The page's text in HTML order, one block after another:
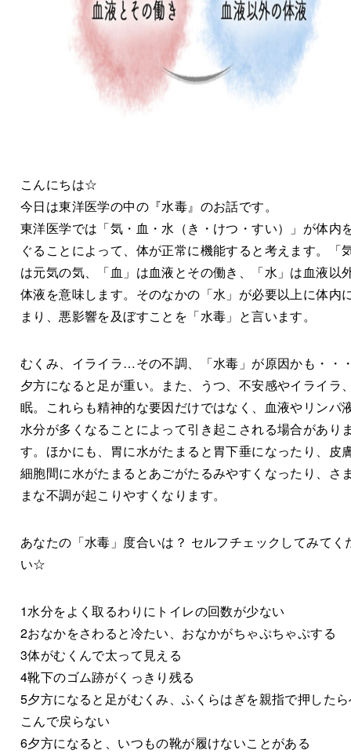
こんにちは☆
今日は東洋医学の中の『水毒』のお話です。
東洋医学では「気・血・水（き・けつ・すい）」が体内
ぐることによって、体が正常に機能すると考えます。「
は元気の気、「血」は血液とその働き、「水」は血液以
体液を意味します。そのなかの「水」が必要以上に体内
まり、悪影響を及ぼすことを「水毒」と言います。
むくみ、イライラ…その不調、「水毒」が原因かも・・
夕方になると足が重い。また、うつ、不安感やイライラ
眠。これらも精神的な要因だけではなく、血液やリンパ
水分が多くなることによって引き起こされる場合があり
す。ほかにも、胃に水がたまると胃下垂になったり、皮
細胞間に水がたまるとあごがたるみやすくなったり、さ
まな不調が起こりやすくなります。
あなたの「水毒」度合いは？ セルフチェックしてみてく
い☆
1水分をよく取るわりにトイレの回数が少ない
2おなかをさわると冷たい、おなかがちゃぷちゃぷする
3体がむくんで太って見える
4靴下のゴム跡がくっきり残る
5夕方になると足がむくみ、ふくらはぎを親指で押した
こんで戻らない
6夕方になると、いつもの靴が履けないことがある